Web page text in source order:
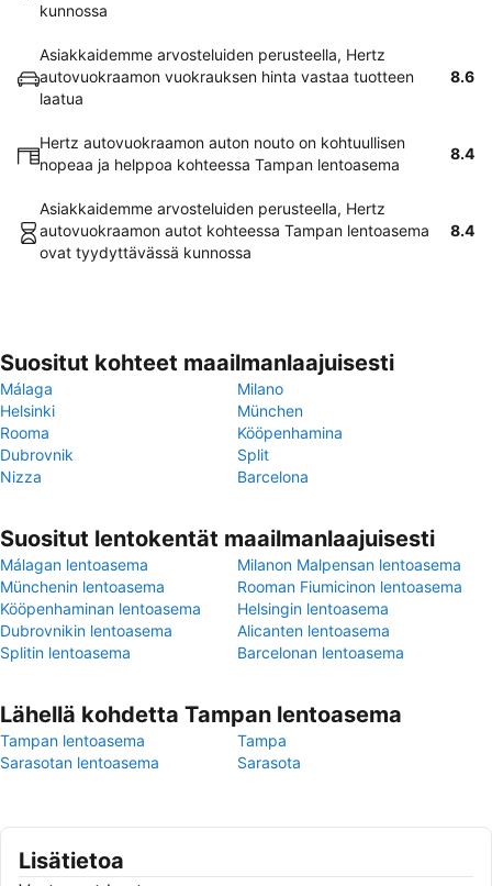
kunnossa
Asiakkaidemme arvosteluiden perusteella, Hertz
autovuokraamon vuokrauksen hinta vastaa tuotteen
laatua
8.6
Hertz autovuokraamon auton nouto on kohtuullisen
nopeaa ja helppoa kohteessa Tampan lentoasema
8.4
Asiakkaidemme arvosteluiden perusteella, Hertz
autovuokraamon autot kohteessa Tampan lentoasema
ovat tyydyttävässä kunnossa
8.4
Suositut kohteet maailmanlaajuisesti
Málaga
Milano
Helsinki
München
Rooma
Kööpenhamina
Dubrovnik
Split
Nizza
Barcelona
Suositut lentokentät maailmanlaajuisesti
Málagan lentoasema
Milanon Malpensan lentoasema
Münchenin lentoasema
Rooman Fiumicinon lentoasema
Kööpenhaminan lentoasema
Helsingin lentoasema
Dubrovnikin lentoasema
Alicanten lentoasema
Splitin lentoasema
Barcelonan lentoasema
Lähellä kohdetta Tampan lentoasema
Tampan lentoasema
Tampa
Sarasotan lentoasema
Sarasota
Lisätietoa